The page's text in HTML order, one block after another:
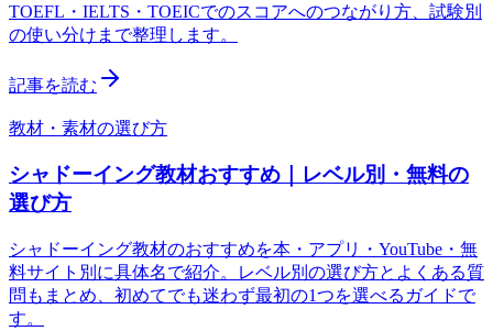
TOEFL・IELTS・TOEICでのスコアへのつながり方、試験別
の使い分けまで整理します。
記事を読む
教材・素材の選び方
シャドーイング教材おすすめ｜レベル別・無料の
選び方
シャドーイング教材のおすすめを本・アプリ・YouTube・無
料サイト別に具体名で紹介。レベル別の選び方とよくある質
問もまとめ、初めてでも迷わず最初の1つを選べるガイドで
す。